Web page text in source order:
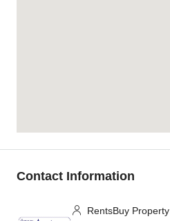
Contact Information
RentsBuy Property